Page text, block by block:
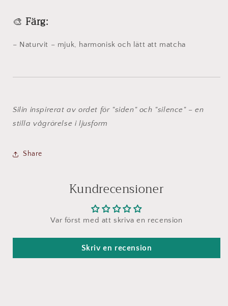
🎨Färg:
– Naturvit – mjuk, harmonisk och lätt att matcha
Silin inspirerat av ordet för "siden" och "silence" – en
stilla vågrörelse i ljusform
Share
Kundrecensioner
Var först med att skriva en recension
Skriv en recension